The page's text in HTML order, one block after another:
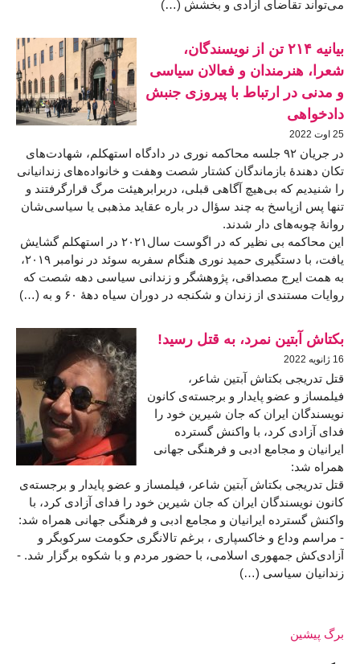
می‌تواند تقاضای آزادی و بخشش (…)
بیانیه ۲۱۴ تن از نویسندگان،
شعرا، هنرمندان و فعالان سیاسی
و مدنی در ارتباط با پیروزی جنبش
دادخواهی
25 اوت 2022
در جریان ۹۲ جلسه محاکمه نوری در دادگاه استهکلم، شهادت‌های
تکان دهندۀ بازماندگان کشتار شصت وهفت و خانواده‌های زندانیانی
را شنيديم که بی‌هيچ آگاهی قبلی، دربرابرهيئت مرگ قرارگرفتند و
تنها پس ازپاسخ به چند سؤال در باره عقايد مذهبی یا سیاسی‌شان
روانۀ چوبه‌های دار شدند.
اين محاکمه بی نظير که در اگوست سال۲۰۲۱ در استهکلم گشايش
يافت، با دستگيری حميد نوری هنگام سفربه سوئد در نوامبر ۲۰۱۹،
به همت ايرج مصداقی، پژوهشگر و زندانی سياسی دهه شصت که
روايات مستندی از زندان و شکنجه در دوران سیاه دهۀ ۶۰ و به (…)
بکتاش آبتین نمرد، به قتل رسید!
16 ژانويه 2022
قتل تدریجی بکتاش آبتین شاعر،
فیلمساز و عضو پایدار و برجسته‌ی کانون
نویسندگان ایران که جان شیرین خود را
فدای آزادی کرد، با واکنش گسترده
ایرانیان و مجامع ادبی و فرهنگی جهانی
همراه شد:
قتل تدریجی بکتاش آبتین شاعر، فیلمساز و عضو پایدار و برجسته‌ی
کانون نویسندگان ایران که جان شیرین خود را فدای آزادی کرد، با
واکنش گسترده ایرانیان و مجامع ادبی و فرهنگی جهانی همراه شد:
- مراسم وداع و خاکسپاری ، برغم تالانگری حکومت سرکوبگر و
آزادی‌کش جمهوری اسلامی، با حضور مردم و با شکوه برگزار شد. -
زندانیان سیاسی (…)
برگ پیشین